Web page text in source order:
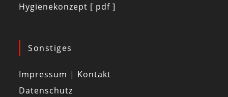
Hygienekonzept [ pdf ]
Sonstiges
Impressum | Kontakt
Datenschutz